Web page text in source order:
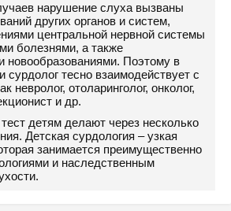
нарушение слуха вызваны
других органов и систем,
центральной нервной системы
болезнями, а также
новообразованиями. Поэтому в
сурдолог тесно взаимодействует с
невролог, отоларинголог, онколог,
и др.
детям делают через несколько
Детская сурдология – узкая
занимается преимущественно
и наследственным